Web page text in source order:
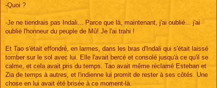
-Quoi ?
-Je ne tiendrais pas Indali... Parce que là, maintenant, j'ai oublié... j'ai
oublié l'honneur du peuple de Mû! Je l'ai trahi !
Et Tao s'était effondré, en larmes, dans les bras d'Indali qui s'était laissé
tomber sur le sol avec lui. Elle l'avait bercé et consolé jusqu'à ce qu'il se
calme, et cela avait pris du temps. Tao avait même réclamé Esteban et
Zia de temps à autres, et l'indienne lui promit de rester à ses côtés. Une
chose en lui avait été brisée à ce moment-là.